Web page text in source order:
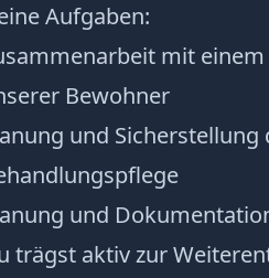
Aufgaben:
mit
Bewohner
und
und
trägst aktiv zur